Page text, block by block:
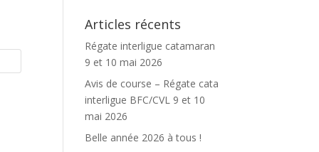
Articles récents
Régate interligue catamaran
9 et 10 mai 2026
Avis de course – Régate cata
interligue BFC/CVL 9 et 10
mai 2026
Belle année 2026 à tous !